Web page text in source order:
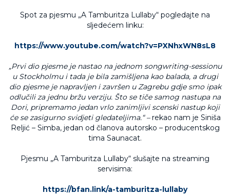
Spot za pjesmu „A Tamburitza Lullaby“ pogledajte na
sljedećem linku:
https://www.youtube.com/watch?v=PXNhxWN8sL8
„Prvi dio pjesme je nastao na jednom songwriting-sessionu
u Stockholmu i tada je bila zamišljena kao balada, a drugi
dio pjesme je napravljen i završen u Zagrebu gdje smo ipak
odlučili za jednu bržu verziju. Što se tiče samog nastupa na
Dori, pripremamo jedan vrlo zanimljivi scenski nastup koji
će se zasigurno svidjeti gledateljima.“ –rekao nam je Siniša
Reljić – Simba, jedan od članova autorsko – producentskog
tima Saunacat.
Pjesmu „A Tamburitza Lullaby“ slušajte na streaming
servisima:
https://bfan.link/a-tamburitza-lullaby